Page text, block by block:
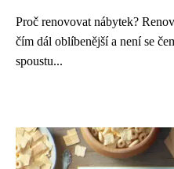
Proč renovovat nábytek?
čím dál oblíbenější a není se
spoustu...